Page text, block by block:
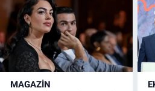
MAGAZİN